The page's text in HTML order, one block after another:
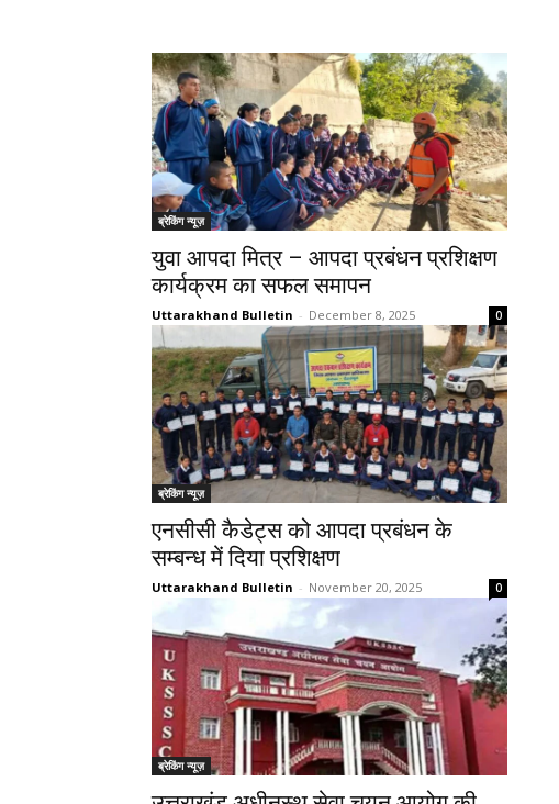
ब्रेकिंग न्यूज़
युवा आपदा मित्र – आपदा प्रबंधन प्रशिक्षण
कार्यक्रम का सफल समापन
Uttarakhand Bulletin - December 8, 2025 0
ब्रेकिंग न्यूज़
एनसीसी कैडेट्स को आपदा प्रबंधन के
सम्बन्ध में दिया प्रशिक्षण
Uttarakhand Bulletin - November 20, 2025 0
ब्रेकिंग न्यूज़